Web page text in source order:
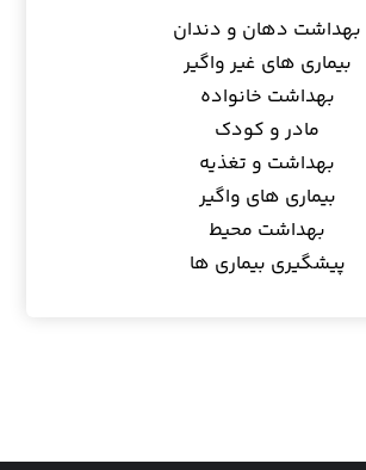
بهداشت دهان و دندان
بیماری های غیر واگیر
بهداشت خانواده
مادر و کودک
بهداشت و تغذیه
بیماری های واگیر
بهداشت محیط
پیشگیری بیماری ها